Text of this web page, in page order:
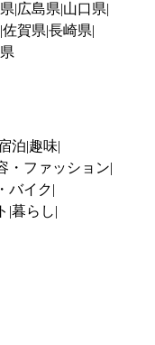
広島県 山口県
佐賀県 長崎県
泊 趣味
・ファッション
バイク
暮らし